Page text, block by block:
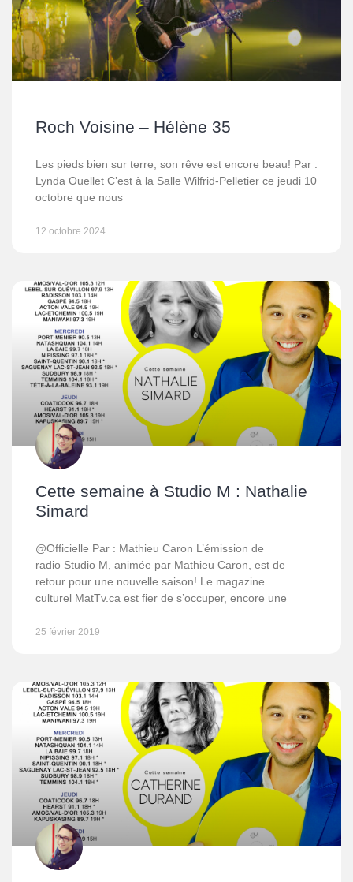
Roch Voisine – Hélène 35
Les pieds bien sur terre, son rêve est encore beau! Par :
Lynda Ouellet C’est à la Salle Wilfrid-Pelletier ce jeudi 10
octobre que nous
12 octobre 2024
Cette semaine à Studio M : Nathalie
Simard
@Officielle Par : Mathieu Caron L’émission de
radio Studio M, animée par Mathieu Caron, est de
retour pour une nouvelle saison! Le magazine
culturel MatTv.ca est fier de s’occuper, encore une
25 février 2019